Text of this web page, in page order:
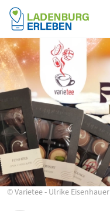
©Varietee - Ulrike Eisenhauer